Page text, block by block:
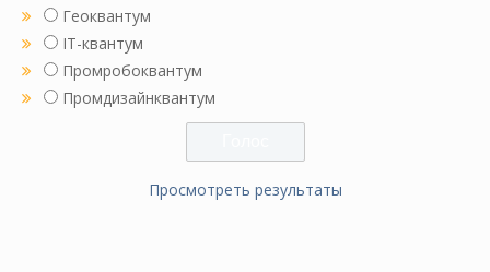
Геоквантум
IT-квантум
Промробоквантум
Промдизайнквантум
Просмотреть результаты